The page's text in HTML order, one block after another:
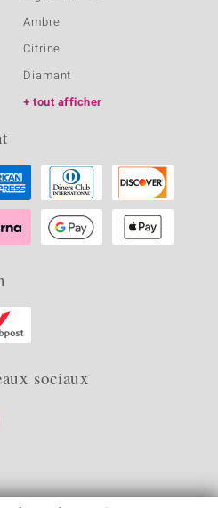
Ambre
Citrine
Diamant
tout afficher
sociaux